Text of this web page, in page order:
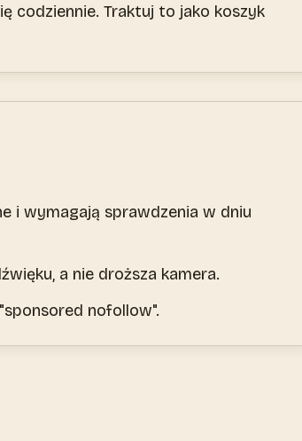
codziennie. Traktuj to jako koszyk
i wymagają sprawdzenia w dniu
a nie droższa kamera.
nofollow".